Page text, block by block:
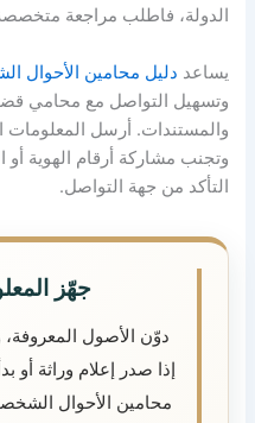
الدولة، فاطلب مراجعة
يساعد دليل محامين الأحوال
وتسهيل التواصل مع محامي
والمستندات. أرسل المعلومات
وتجنب مشاركة أرقام الهوية أو
التأكد من جهة التواصل.
جهّز
دوّن الأصول
إذا صدر إعلام وراثة أو
محامين الأحوال